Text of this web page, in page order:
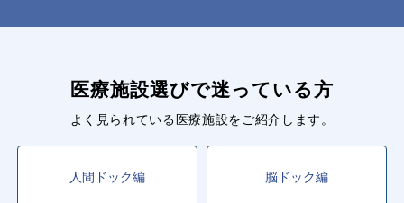
医療施設選びで迷っている方
よく見られている医療施設をご紹介します。
人間ドック編 脳ドック編